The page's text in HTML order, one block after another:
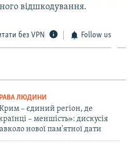
відшкодування.
без VPN Follow us
ЛЮДИНИ
– єдиний регіон, де
– меншість»: дискусія
нової пам'ятної дати